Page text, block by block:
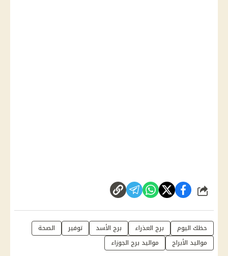
شارك
حظك اليوم برج العذراء برج الأسد توفير
الصحة
مواليد الأبراج
مواليد برج الجوزاء